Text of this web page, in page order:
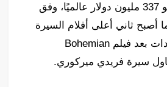
الأميركية، مقابل نحو 337 مليون دولار عالميًا، وفق
أصبح ثاني أعلى أفلام السيرة
الذاتية تحقيقًا للإيرادات بعد فيلم Bohemian